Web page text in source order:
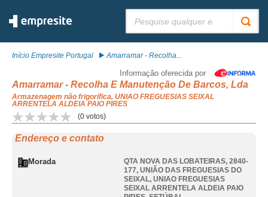
Início Empresite Portugal Amarramar - Recolha...
Informação oferecida por
Amarramar - Recolha E Manutenção De Barcos, Lda
Armazenagem não frigorífica, UNIAO FREGUESIAS SEIXAL
ARRENTELA ALDEIA PAIO PIRES
(0 votos)
Endereço e contato
Morada
QTA NOVA DAS LOBATEIRAS, 2840-
177, UNIÃO DAS FREGUESIAS DO
SEIXAL, UNIAO FREGUESIAS
SEIXAL ARRENTELA ALDEIA PAIO